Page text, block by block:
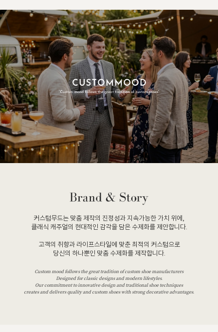
커스텀무드는 맞춤 제작의 진정성과 지속가능한 가치 위에,
클래식 캐주얼의 현대적인 감각을 담은 수제화를 제안합니다.
고객의 취향과 라이프스타일에 맞춘 최적의 커스텀으로
당신의 하나뿐인 맞춤 수제화를 제작합니다.
Custom mood follows the great tradition of custom shoe manufacturers
Designed for classic designs and modern lifestyles.
Our commitment to innovative design and traditional shoe techniques
creates and delivers quality and custom shoes with strong decorative advantages.